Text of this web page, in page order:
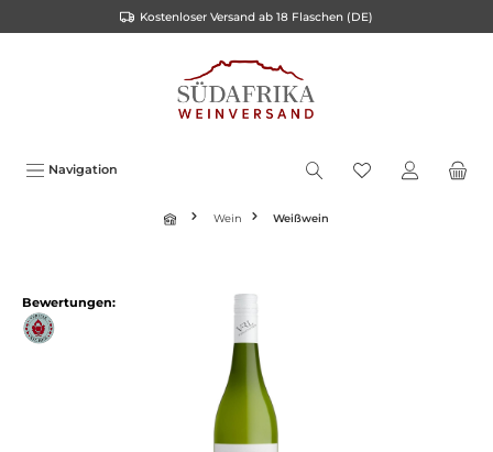
Kostenloser Versand ab 18 Flaschen (DE)
Navigation
Wein Weißwein
Bewertungen: